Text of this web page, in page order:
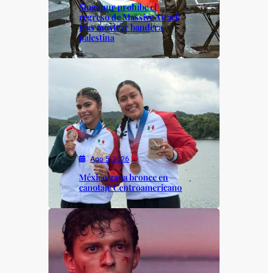
Singapur prohíbe el
regreso de Massive Attack
tras mostrar bandera
palestina
Ago 5, 2026
México gana bronce en
canotaje Centroamericano